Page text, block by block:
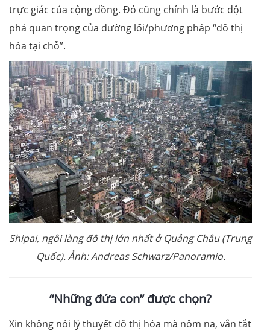
trực giác của cộng đồng. Đó cũng chính là bước đột
phá quan trọng của đường lối/phương pháp “đô thị
hóa tại chỗ”.
Shipai, ngôi làng đô thị lớn nhất ở Quảng Châu (Trung
Quốc). Ảnh: Andreas Schwarz/Panoramio.
“Những đứa con” được chọn?
Xin không nói lý thuyết đô thị hóa mà nôm na, vắn tắt